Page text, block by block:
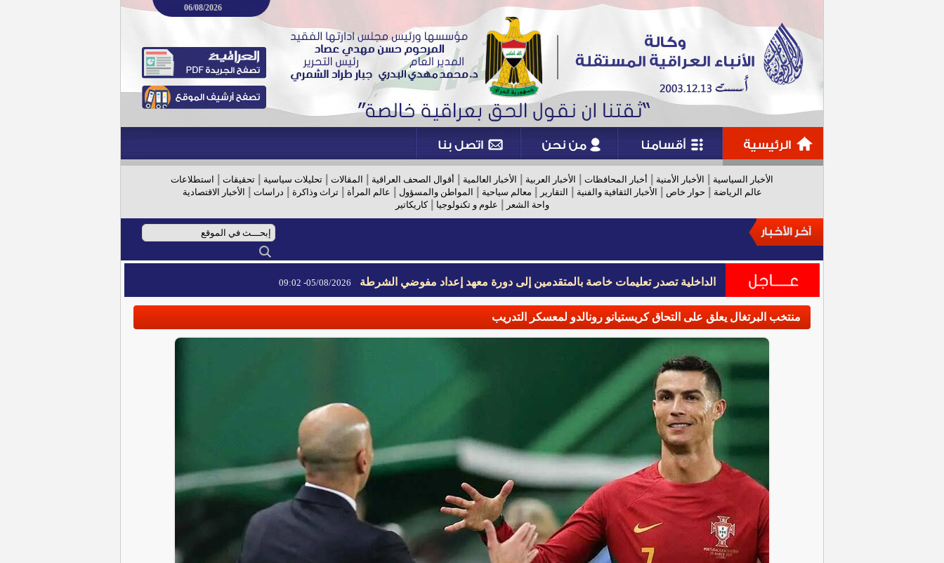
06/08/2026
الأخبار السياسية الأخبار الأمنية أخبار المحافظات الأخبار العربية الأخبار العالمية أقوال الصحف العراقية المقالات تحليلات سياسية تحقيقات
استطلاعات
عالم الرياضة
حوار خاص الأخبار الثقافية والفنية التقارير معالم سياحية المواطن والمسؤول عالم المرأة |تراث وذاكرة دراسات
الأخبار الاقتصادية
واحة الشعر
علوم و تكنولوجيا |كاريكاتير
الداخلية تصدر تعليمات خاصة بالمتقدمين إلى دورة معهد إعداد مفوضي الشرطة 05/08/2026- 09:02
الداخلية تصدر تعليمات خاصة بالمتقدمين إلى دورة معهد إعداد مفوضي الشرطة 05/08/2026- 09:02
منتخب البرتغال يعلق على التحاق كريستيانو رونالدو لمعسكر التدريب